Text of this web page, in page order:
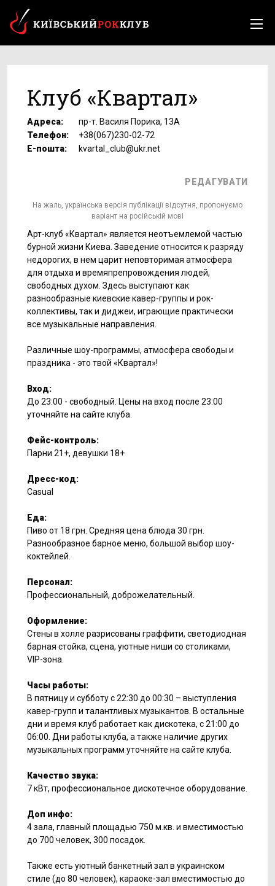
Клуб «Квартал»
Адреса:
пр-т. Василя Порика, 13А
Телефон:
+38(067)230-02-72
Е-пошта:
kvartal_club@ukr.net
РЕДАГУВАТИ
На жаль, українська версія публікації відсутня, пропонуємо
варіант на російській мові
Арт-клуб «Квартал» является неотъемлемой частью
бурной жизни Киева. Заведение относится к разряду
недорогих, в нем царит неповторимая атмосфера
для отдыха и времяпрепровождения людей,
свободных духом. Здесь выступают как
разнообразные киевские кавер-группы и рок-
коллективы, так и диджеи, играющие практически
все музыкальные направления.
Различные шоу-программы, атмосфера свободы и
праздника - это твой «Квартал»!
Вход:
До 23:00 - свободный. Цены на вход после 23:00
уточняйте на сайте клуба.
Фейс-контроль:
Парни 21+, девушки 18+
Дресс-код:
Casual
Еда:
Пиво от 18 грн. Средняя цена блюда 30 грн.
Разнообразное барное меню, большой выбор шоу-
коктейлей.
Персонал:
Профессиональный, доброжелательный.
Оформление:
Стены в холле разрисованы граффити, светодиодная
барная стойка, сцена, уютные ниши со столиками,
VIP-зона.
Часы работы:
В пятницу и субботу с 22:30 до 00:30 – выступления
кавер-групп и талантливых музыкантов. В остальные
дни и время клуб работает как дискотека, с 21:00 до
06:00. Дни работы клуба, а также наличие других
музыкальных программ уточняйте на сайте клуба.
Качество звука:
7 кВт, профессиональное дискотечное оборудование.
Доп инфо:
4 зала, главный площадью 750 м.кв. и вместимостью
до 700 человек, 300 посадок.
Также есть уютный банкетный зал в украинском
стиле (до 80 человек), караоке-зал вместимостью до